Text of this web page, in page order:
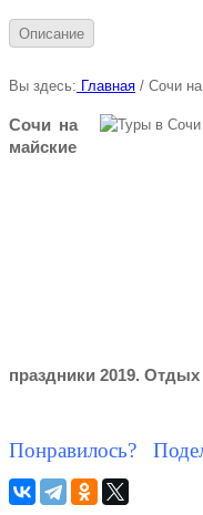
Описание
Вы здесь: Главная / Сочи
Сочи на
майские
праздники 2019. Отдых
Понравилось?